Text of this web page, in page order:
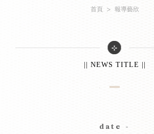
首頁 報導藝欣
|| NEWS TITLE ||
date -